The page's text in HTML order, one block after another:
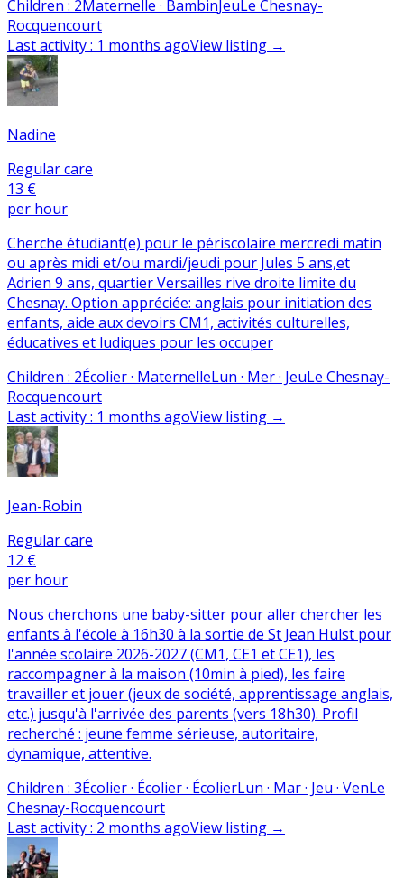
Children : 2Maternelle · BambinJeuLe Chesnay-
Rocquencourt
Last activity: 1 months agoView listing →
Nadine
Regular care
13 €
per hour
Cherche étudiant(e) pour le périscolaire mercredi matin
ou après midi et/ou mardi/jeudi pour Jules 5 ans,et
Adrien 9 ans, quartier Versailles rive droite limite du
Chesnay. Option appréciée: anglais pour initiation des
enfants, aide aux devoirs CM1, activités culturelles,
éducatives et ludiques pour les occuper
Children : 2Écolier · MaternelleLun · Mer · JeuLe Chesnay-
Rocquencourt
Last activity: 1 months agoView listing →
Jean-Robin
Regular care
12 €
per hour
Nous cherchons une baby-sitter pour aller chercher les
enfants à l'école à 16h30 à la sortie de St Jean Hulst pour
l'année scolaire 2026-2027 (CM1, CE1 et CE1), les
raccompagner à la maison (10min à pied), les faire
travailler et jouer (jeux de société, apprentissage anglais,
etc.) jusqu'à l'arrivée des parents (vers 18h30). Profil
recherché : jeune femme sérieuse, autoritaire,
dynamique, attentive.
Children : 3Écolier · Écolier · ÉcolierLun · Mar · Jeu · VenLe
Chesnay-Rocquencourt
Last activity: 2 months agoView listing →